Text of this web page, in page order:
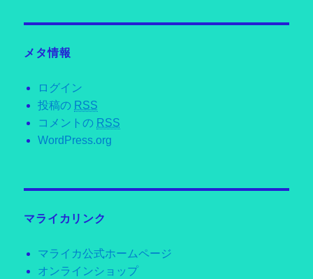
メタ情報
ログイン
投稿の RSS
コメントの RSS
WordPress.org
マライカリンク
マライカ公式ホームページ
オンラインショップ